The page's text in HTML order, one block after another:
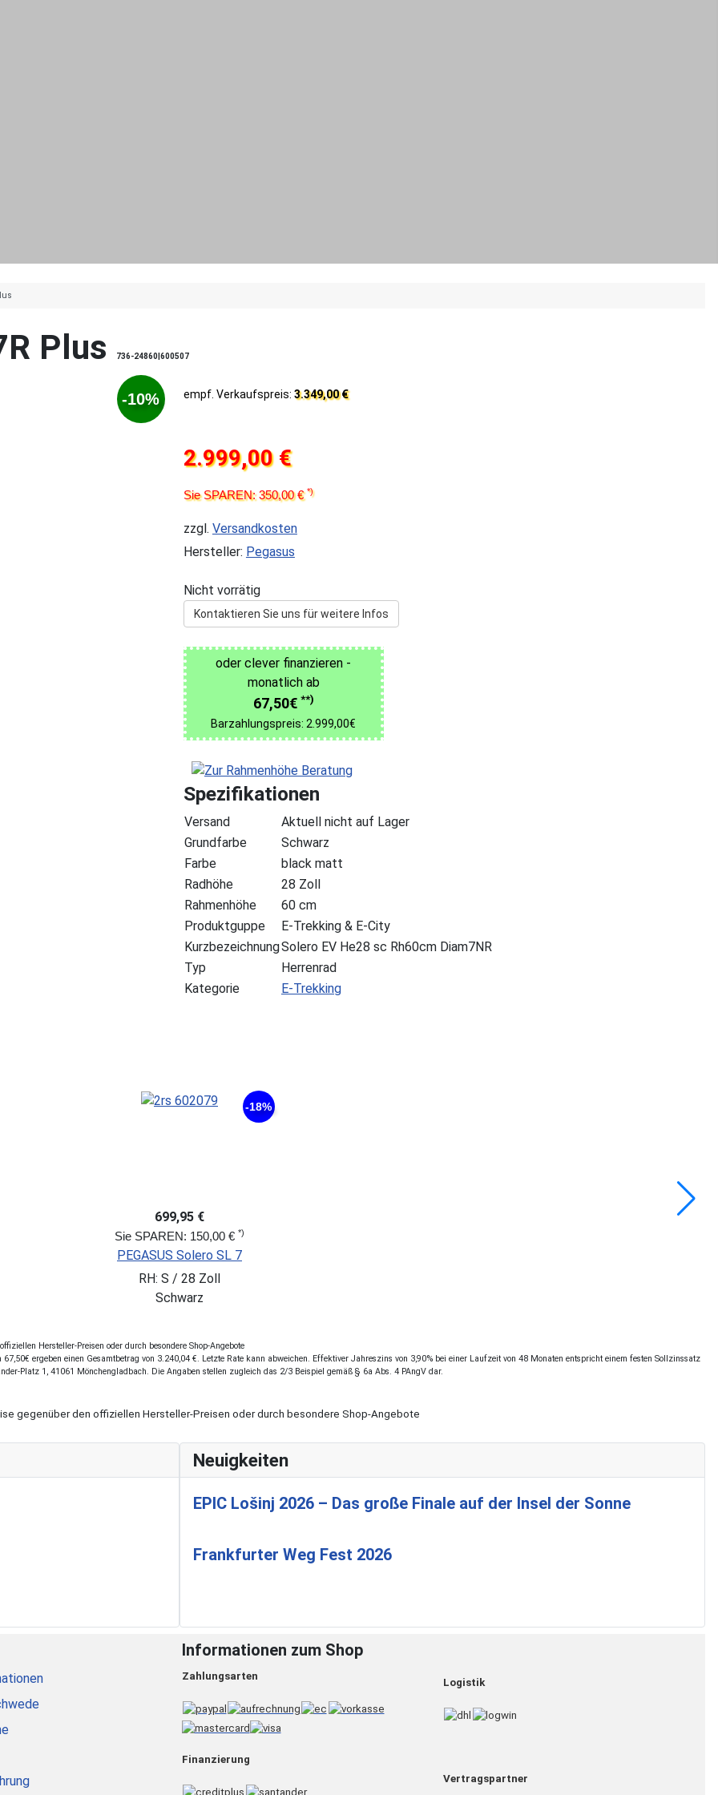
Plus 736-24860|600507
-10% empf. Verkaufspreis: 3.349,00 €
2.999,00 €
Sie SPAREN: 350,00 €*)
zzgl. Versandkosten
Hersteller: Pegasus
Nicht vorrätig
Kontaktieren Sie uns für weitere Infos
oder clever finanzieren -
monatlich ab
67,50€ **)
Barzahlungspreis: 2.999,00€
Spezifikationen
Versand
Aktuell nicht auf Lager
Grundfarbe
Schwarz
Farbe
black matt
Radhöhe
28 Zoll
Rahmenhöhe
60 cm
Produktguppe
E-Trekking & E-City
KurzbezeichnungSolero EV He28 sc Rh60cm Diam7NR
Typ
Herrenrad
Kategorie
E-Trekking
-18%
699,95 €
Sie SPAREN: 150,00 € *)
PEGASUS Solero SL 7
RH: S / 28 Zoll
Schwarz
Hersteller-Preisen oder durch besondere Shop-Angebote
ergeben einen Gesamtbetrag von 3.240,04 €. Letzte Rate kann abweichen. Effektiver Jahreszins von 3,90% bei einer Laufzeit von 48 Monaten entspricht einem festen Sollzinssatz
Platz 1, 41061 Mönchengladbach. Die Angaben stellen zugleich das 2/3 Beispiel gemäß § 6a Abs. 4 PAngV dar.
gegenüber den offiziellen Hersteller-Preisen oder durch besondere Shop-Angebote
Neuigkeiten
EPIC Lošinj 2026 – Das große Finale auf der Insel der Sonne
Frankfurter Weg Fest 2026
Informationen zum Shop
Zahlungsarten
Finanzierung
Logistik
Vertragspartner